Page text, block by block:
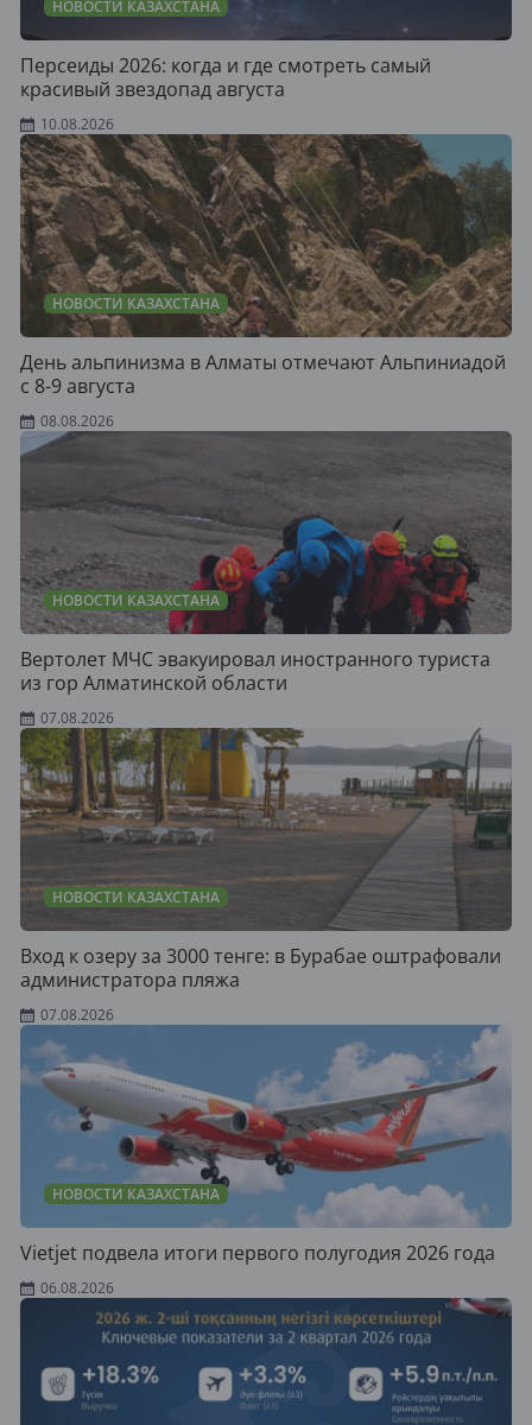
НОВОСТИ КАЗАХСТАНА
Персеиды 2026: когда и где смотреть самый
красивый звездопад августа
10.08.2026
НОВОСТИ КАЗАХСТАНА
День альпинизма в Алматы отмечают Альпиниадой
с 8-9 августа
08.08.2026
НОВОСТИ КАЗАХСТАНА
Вертолет МЧС эвакуировал иностранного туриста
из гор Алматинской области
07.08.2026
НОВОСТИ КАЗАХСТАНА
Вход к озеру за 3000 тенге: в Бурабае оштрафовали
администратора пляжа
07.08.2026
НОВОСТИ КАЗАХСТАНА
Vietjet подвела итоги первого полугодия 2026 года
06.08.2026